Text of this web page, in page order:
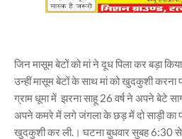
जिन मासूम बेटों को मां ने दूध पिला कर बड़ा
उन्हीं मासूम बेटों के साथ मां को खुदकुशी करना
ग्राम धूमा में झरना साहू 26 वर्ष ने अपने बेटे
अपने कमरे में लगे जंगला के छड़ में दो साड़ी का
खुदकुशी कर ली.। घटना बुधवार सुबह 6:30 से